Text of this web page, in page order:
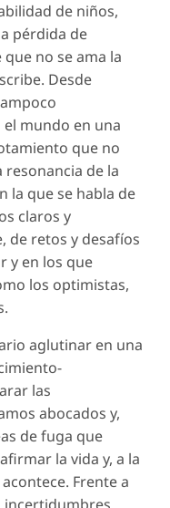
de niños,
pérdida de
no se ama la
Desde
mundo en una
que no
resonancia de la
la que se habla de
claros y
de retos y desafíos
y en los que
los optimistas,
aglutinar en una
las
abocados y,
de fuga que
la vida y, a la
Frente a